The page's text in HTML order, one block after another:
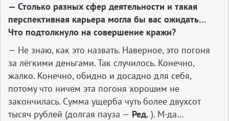
— Столько разных сфер деятельности и такая
перспективная карьера могла бы вас ожидать…
Что подтолкнуло на совершение кражи?
— Не знаю, как это назвать. Наверное, это погоня
за лёгкими деньгами. Так случилось. Конечно,
жалко. Конечно, обидно и досадно для себя,
потому что ничем эта погоня хорошим не
закончилась. Сумма ущерба чуть более двухсот
тысяч рублей (долгая пауза — Ред. ). М-да…